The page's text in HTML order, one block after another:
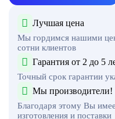
Лучшая цена
Мы гордимся нашими
сотни клиентов
Гарантия от 2 до 5
Точный срок гарантии
Мы производители!
Благодаря этому Вы
изготовления и поставки